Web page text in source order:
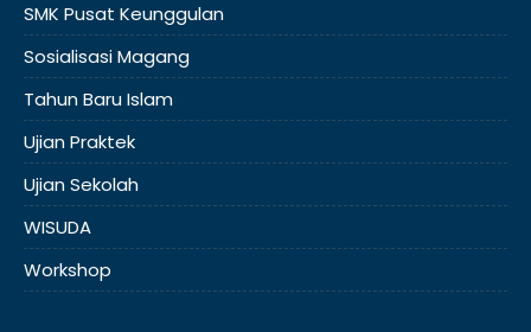
SMK Pusat Keunggulan
Sosialisasi Magang
Tahun Baru Islam
Ujian Praktek
Ujian Sekolah
WISUDA
Workshop